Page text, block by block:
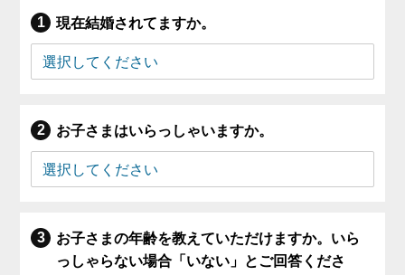
現在結婚されてますか。
お子さまはいらっしゃいますか。
お子さまの年齢を教えていただけますか。いら
っしゃらない場合「いない」とご回答くださ